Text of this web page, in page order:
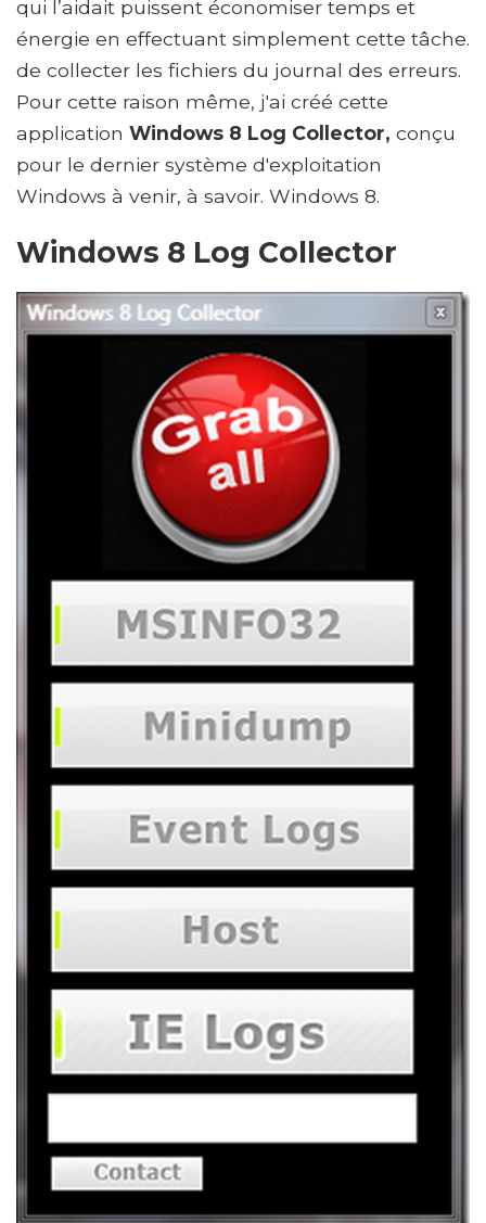
qui l’aidait puissent économiser temps et
énergie en effectuant simplement cette tâche.
de collecter les fichiers du journal des erreurs.
Pour cette raison même, j'ai créé cette
application Windows 8 Log Collector, conçu
pour le dernier système d'exploitation
Windows à venir, à savoir. Windows 8.
Windows 8 Log Collector